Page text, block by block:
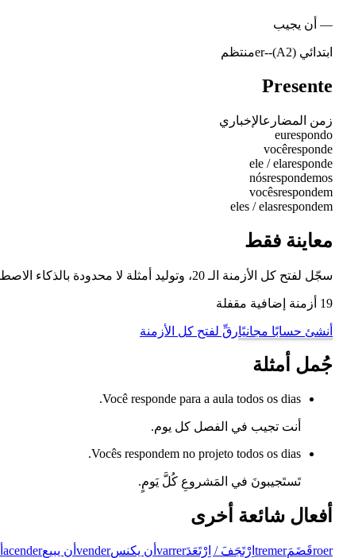
— أن يجيب
ابتدائي (A2) -
-er منتظم
Presente
زمن المضارعالإخباري
eurespondo
vocêresponde
ele / elaresponde
nósrespondemos
vocêsrespondem
eles / elasrespondem
معاينة فقط
سجّل لفتح كل الأزمنة الـ 20، وتوليد أمثلة لا محدودة بالذكاء الاصطناعي، والتمرّن على هذا الفعل وغيره من أفعال البرتغالية البرازيلية مع وضع تدريب تصريف الأفعال لدينا.
19 أزمنة إضافية مقفلة
أنشئ حسابًا مجانيًارقِّ لفتح كل الأزمنة
جُمل أمثلة
Você responde para a aula todos os dias.
أنت تجيب في الفصل كل يوم.
Vocês respondem no projeto todos os dias.
تَستَجيبونَ في المَشروعِ كُلَّ يَومٍ.
أفعال شائعة أخرى
roerقَضَمَtremer اِرْتَجَفَ / اِرْتَعَدَvarrer أن يكنسvender أن يبيعacender